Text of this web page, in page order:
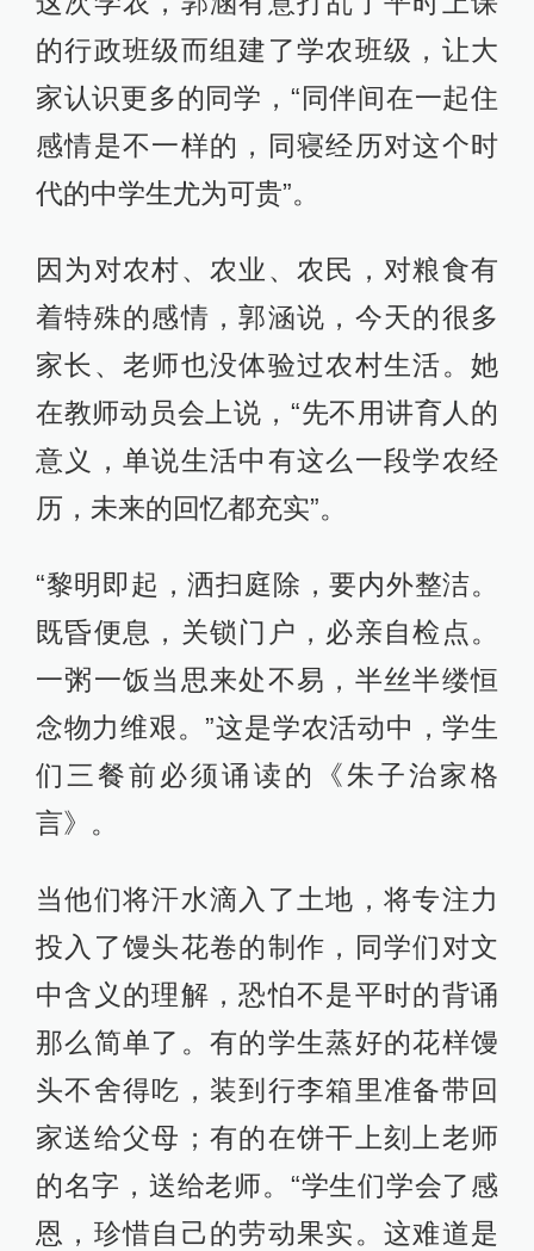
的行政班级而组建了学农班级，让大
家认识更多的同学，“同伴间在一起住
感情是不一样的，同寝经历对这个时
代的中学生尤为可贵”。
因为对农村、农业、农民，对粮食有
着特殊的感情，郭涵说，今天的很多
家长、老师也没体验过农村生活。她
在教师动员会上说，“先不用讲育人的
意义，单说生活中有这么一段学农经
历，未来的回忆都充实”。
“黎明即起，洒扫庭除，要内外整洁。
既昏便息，关锁门户，必亲自检点。
一粥一饭当思来处不易，半丝半缕恒
念物力维艰。”这是学农活动中，学生
们三餐前必须诵读的《朱子治家格
言》。
当他们将汗水滴入了土地，将专注力
投入了馒头花卷的制作，同学们对文
中含义的理解，恐怕不是平时的背诵
那么简单了。有的学生蒸好的花样馒
头不舍得吃，装到行李箱里准备带回
家送给父母；有的在饼干上刻上老师
的名字，送给老师。“学生们学会了感
恩，珍惜自己的劳动果实。这难道是